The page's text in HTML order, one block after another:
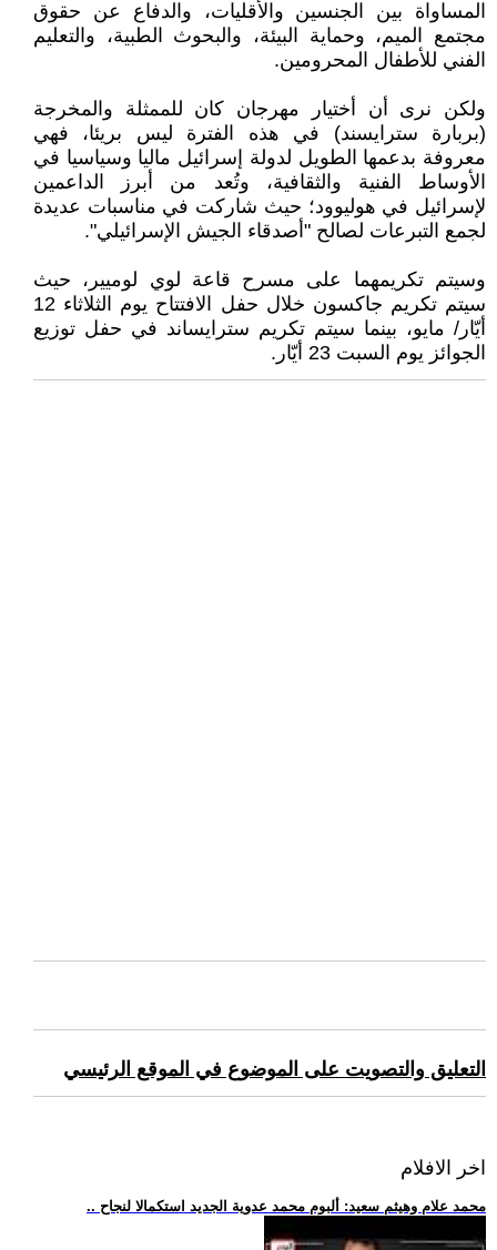
المساواة بين الجنسين والأقليات، والدفاع عن حقوق
مجتمع الميم، وحماية البيئة، والبحوث الطبية، والتعليم
الفني للأطفال المحرومين.
ولكن نرى أن أختيار مهرجان كان للممثلة والمخرجة
(بربارة سترايسند) في هذه الفترة ليس بريئا، فهي
معروفة بدعمها الطويل لدولة إسرائيل ماليا وسياسيا في
الأوساط الفنية والثقافية، وتُعد من أبرز الداعمين
لإسرائيل في هوليوود؛ حيث شاركت في مناسبات عديدة
لجمع التبرعات لصالح "أصدقاء الجيش الإسرائيلي".
وسيتم تكريمهما على مسرح قاعة لوي لوميير، حيث
سيتم تكريم جاكسون خلال حفل الافتتاح يوم الثلاثاء 12
أيّار/ مايو، بينما سيتم تكريم سترايساند في حفل توزيع
الجوائز يوم السبت 23 أيّار.
التعليق والتصويت على الموضوع في الموقع الرئيسي
اخر الافلام
.. محمد علام وهيثم سعيد: ألبوم محمد عدوية الجديد استكمالا لنجاح